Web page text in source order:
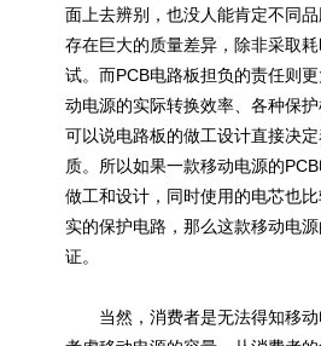
面上去辨别，也没人能肯定不同
存在巨大的质量差异，除非采取
试。而PCB电路板担负的责任则
动电源的实际转换效率、各种保护
可以说电路板的做工设计直接决
质。所以如果一款移动电源的
做工和设计，同时使用的电芯也
实的保护电路，那么这款移动电
证。
当然，消费者是无法得知移动